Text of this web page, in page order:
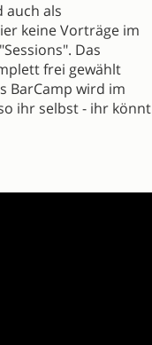
auch als
keine Vorträge im
Das
frei gewählt
BarCamp wird im
ihr selbst - ihr könnt